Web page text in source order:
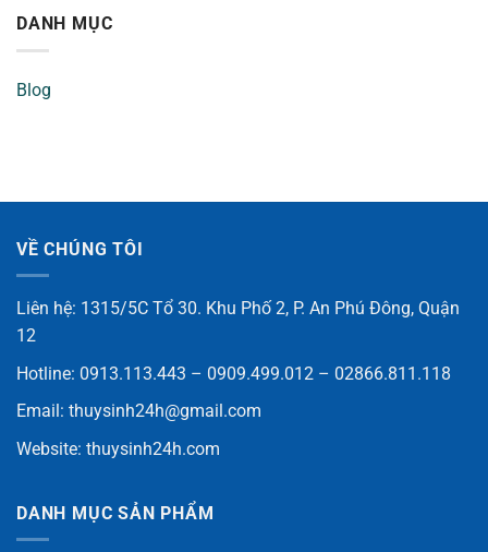
DANH MỤC
Blog
VỀ CHÚNG TÔI
Liên hệ: 1315/5C Tổ 30. Khu Phố 2, P. An Phú Đông, Quận
12
Hotline: 0913.113.443 – 0909.499.012 – 02866.811.118
Email: thuysinh24h@gmail.com
Website: thuysinh24h.com
DANH MỤC SẢN PHẨM